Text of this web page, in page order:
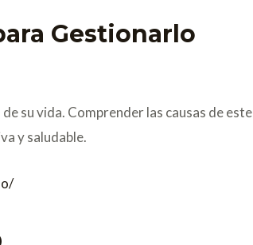
Gestionarlo
su vida. Comprender las causas de este
y saludable.